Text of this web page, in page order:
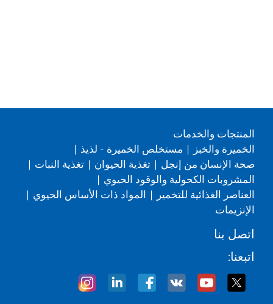
المنتجات والخدمات
الخميرة والخبز
| مستخلص الخميرة - لذيذ |
صحة الإنسان من إنجل | تغذية الحيوان | تغذية النبات |
المشروبات الكحولية والوقود الحيوي |
العناصر الغذائية للتخمير
| المواد ذات الأساس الحيوي |
الإنزيمات
اتصل بنا
اتبعنا: